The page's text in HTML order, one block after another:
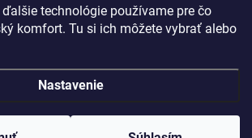
technológie používame pre čo
komfort. Tu si ich môžete vybrať alebo
Nastavenie
. Všetky práva vyhradené.